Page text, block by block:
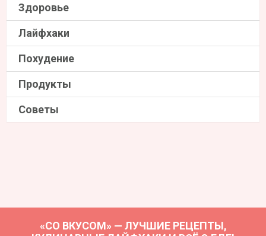
Здоровье
Лайфхаки
Похудение
Продукты
Советы
«СО ВКУСОМ» — ЛУЧШИЕ РЕЦЕПТЫ,